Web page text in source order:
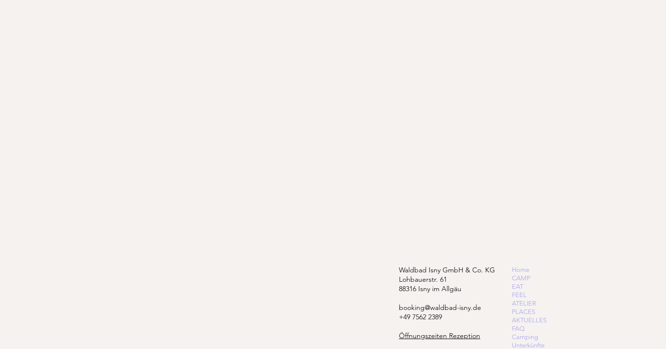
Waldbad Isny GmbH & Co. KG
Lohbauerstr. 61
88316 Isny im Allgäu
booking@waldbad-isny.de
+49 7562 2389
Öffnungszeiten Rezeption
Home
CAMP
EAT
FEEL
ATELIER
PLACES
AKTUELLES
FAQ
Camping
Unterkünfte